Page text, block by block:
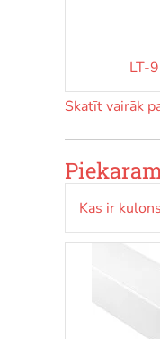
LT-
Skatīt vairāk
Kas ir